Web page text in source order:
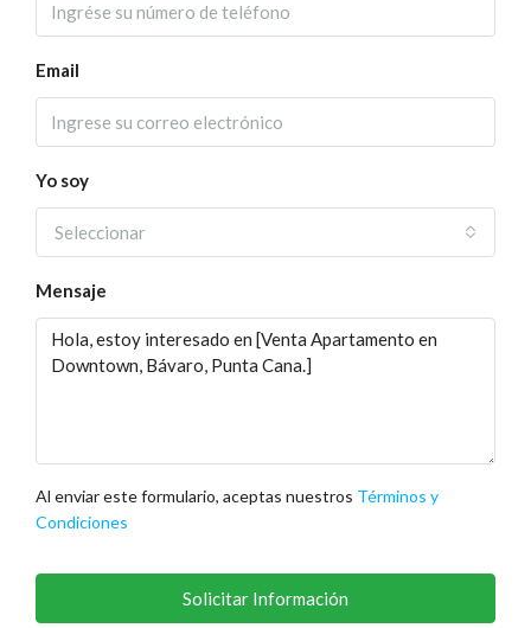
Email
Yo soy
Seleccionar
Mensaje
Al enviar este formulario, aceptas nuestros Términos y
Condiciones
Solicitar Información